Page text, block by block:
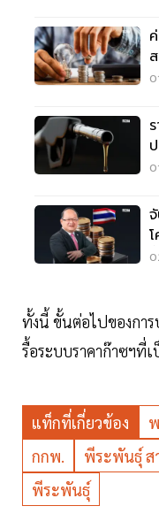
นี้
ทั้งนี้ ขั้นต่อไปของการ
รื้อระบบราคาก๊าซฯ
แท็กที่เกี่ยวข้อง
กกพ.
พีระพันธุ์ ส
พีระพันธุ์